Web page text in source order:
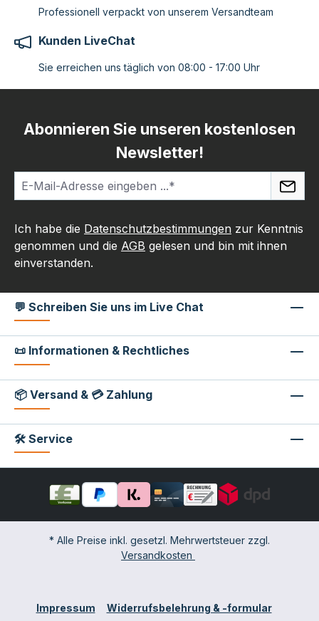
Professionell verpackt von unserem Versandteam
Kunden LiveChat
Sie erreichen uns täglich von 08:00 - 17:00 Uhr
Abonnieren Sie unseren kostenlosen
Newsletter!
Ich habe die Datenschutzbestimmungen zur Kenntnis
genommen und die AGB gelesen und bin mit ihnen
einverstanden.
💬 Schreiben Sie uns im Live Chat
📜 Informationen & Rechtliches
📦 Versand & 💳 Zahlung
🛠 Service
* Alle Preise inkl. gesetzl. Mehrwertsteuer zzgl.
Versandkosten
Impressum Widerrufsbelehrung & -formular